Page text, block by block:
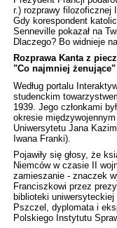
r.) rozprawy filozoficznej
Gdy korespondent
Senneville pokazał na
Dlaczego? Bo widnieje
Rozprawa Kanta z
"Co najmniej żenujące"
Według portalu
studenckim
1939. Jego członkami
okresie
Uniwersytetu Jana
Iwana Franki).
Pojawiły się głosy, że
Niemców w czasie II
zamieszanie - znaczek
Franciszkowi przez
biblioteki
Pszczel, dyplomata i
Polskiego Instytutu